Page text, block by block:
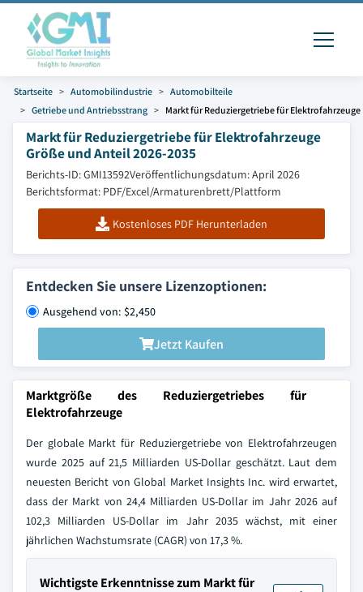
Startseite Automobilindustrie
Automobilteile
Getriebe und Antriebsstrang
Markt für Reduziergetriebe für Elektrofahrzeuge
Markt für Reduziergetriebe für Elektrofahrzeuge
Größe und Anteil 2026-2035
Berichts-ID: GMI13592Veröffentlichungsdatum: April 2026
Berichtsformat: PDF/Excel/Armaturenbrett/Plattform
Kostenloses PDF Herunterladen
Entdecken Sie unsere Lizenzoptionen:
Ausgehend von: $2,450
Jetzt Kaufen
Marktgröße des Reduziergetriebes für
Elektrofahrzeuge
Der globale Markt für Reduziergetriebe von Elektrofahrzeugen
wurde 2025 auf 21,5 Milliarden US-Dollar geschätzt. Laut dem
neuesten Bericht von Global Market Insights Inc. wird erwartet,
dass der Markt von 24,4 Milliarden US-Dollar im Jahr 2026 auf
102,3 Milliarden US-Dollar im Jahr 2035 wächst, mit einer
jährlichen Wachstumsrate (CAGR) von 17,3 %.
Wichtigste Erkenntnisse zum Markt für